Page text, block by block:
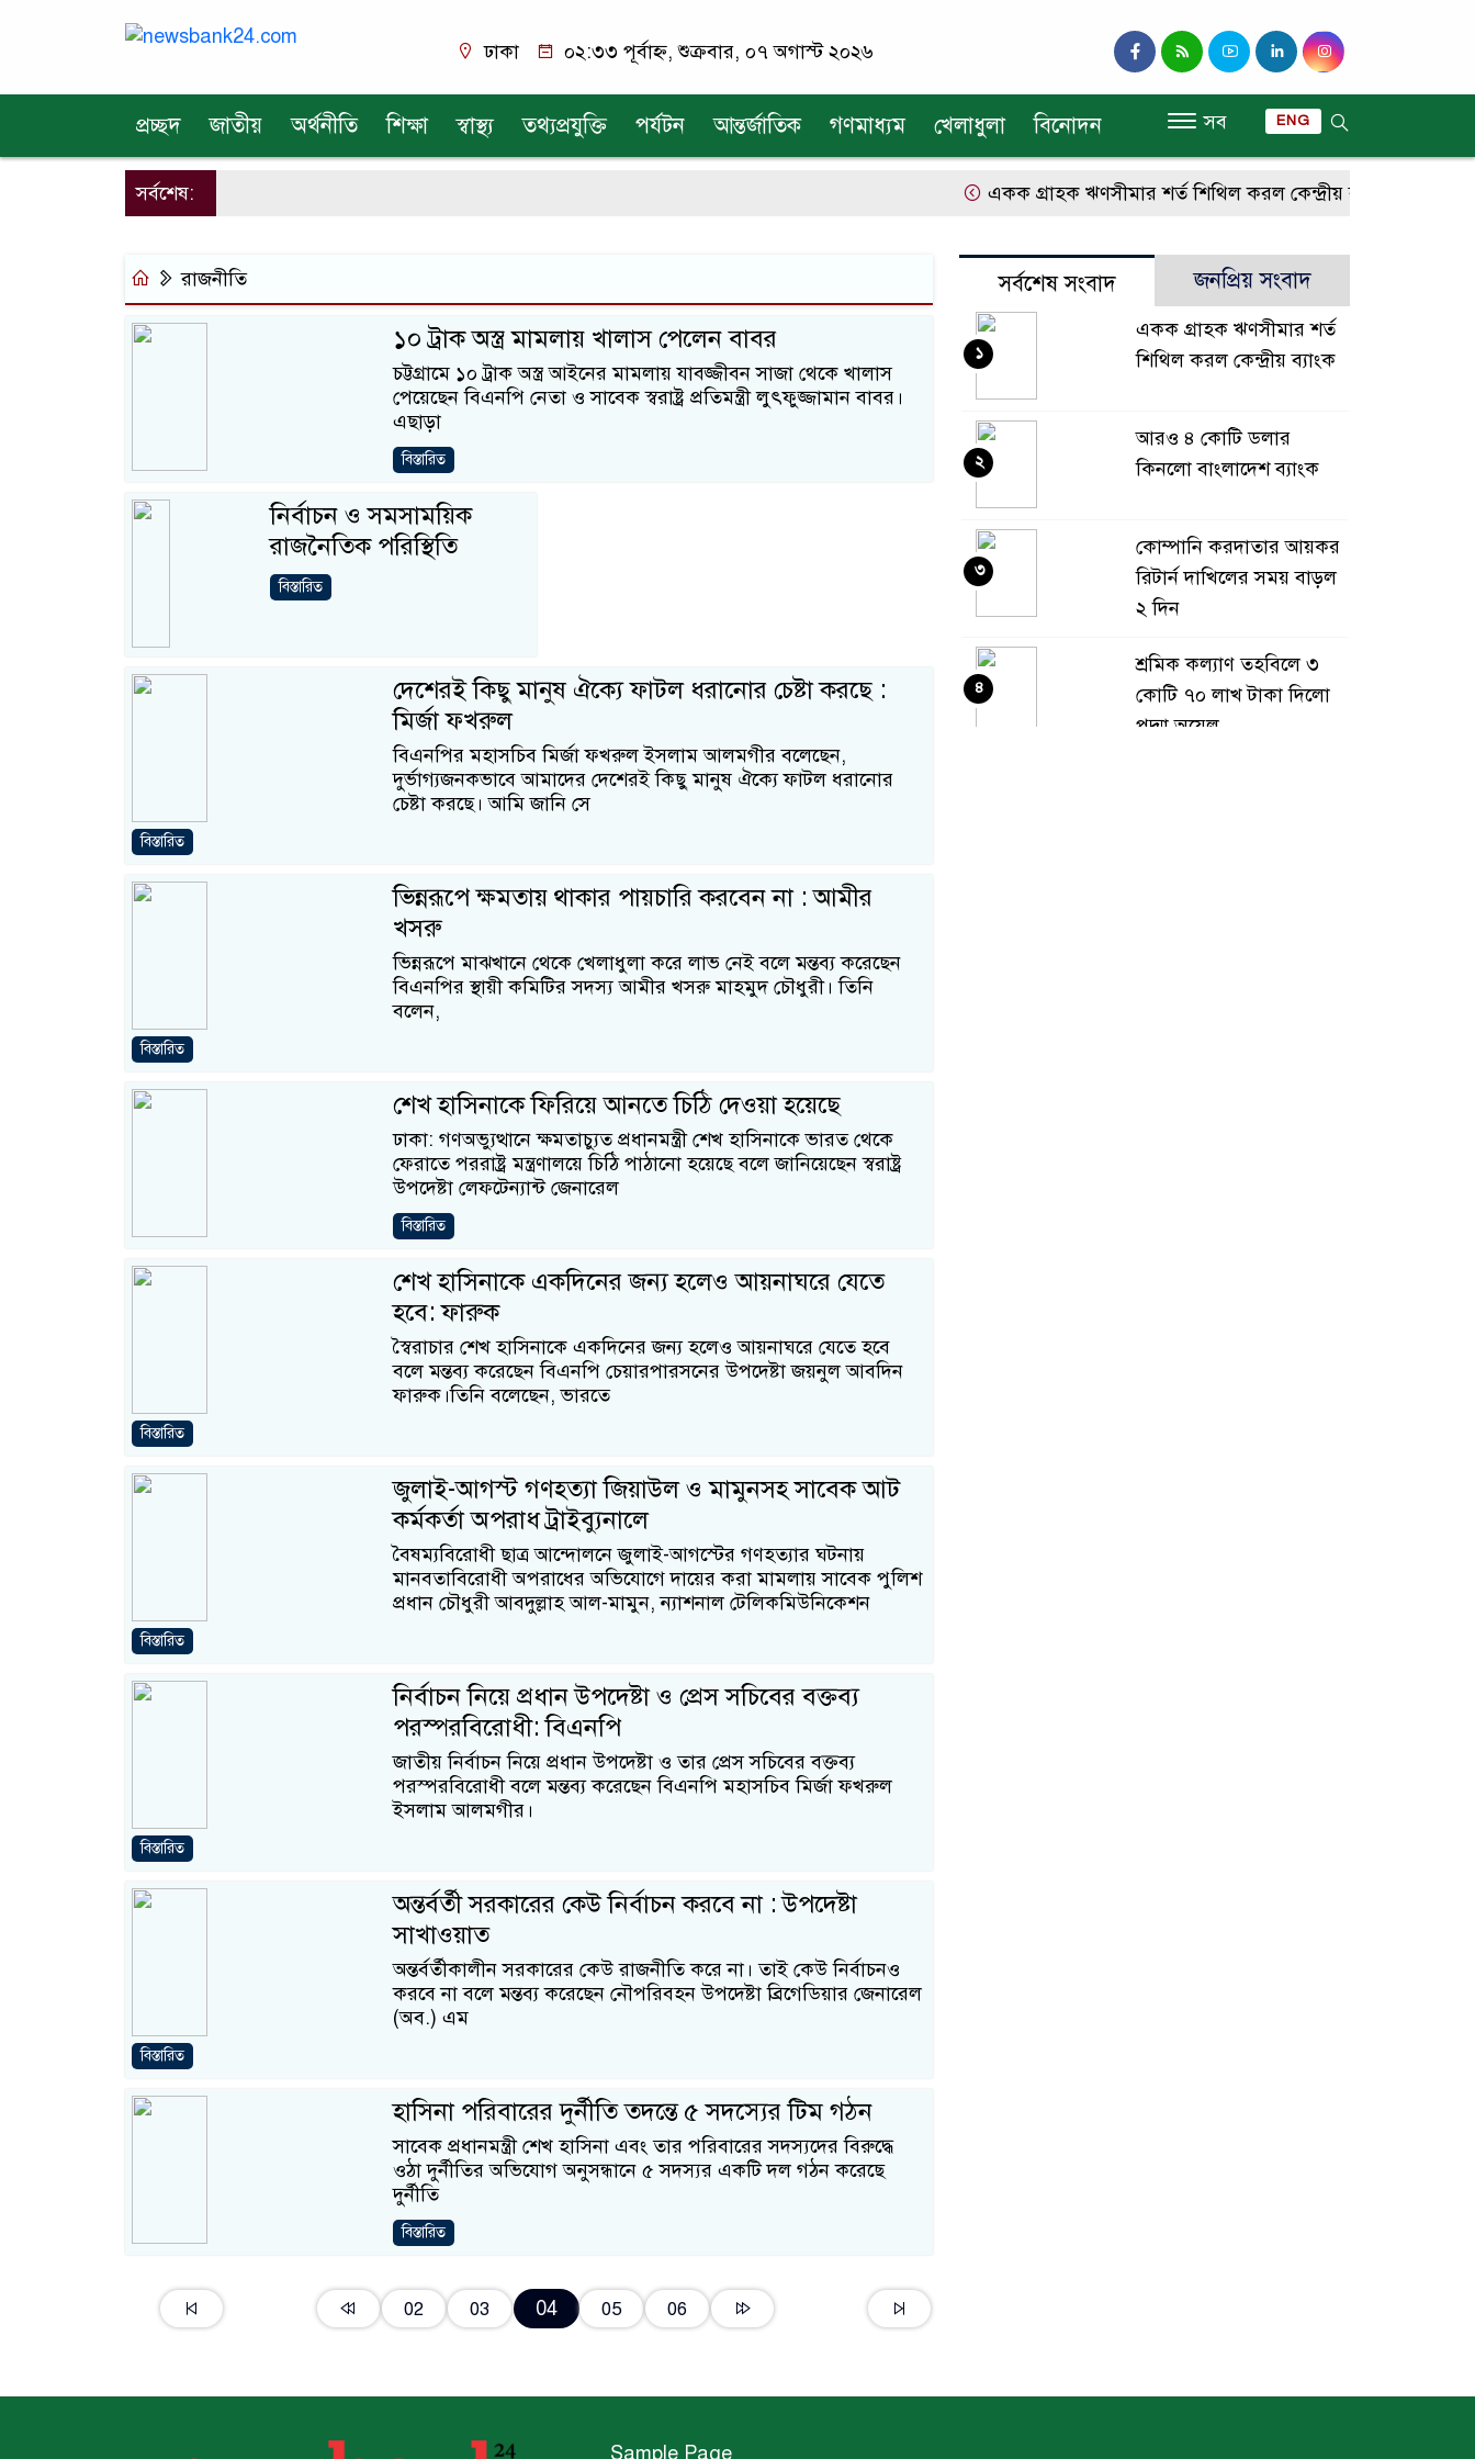
ঢাকা ০২:৩৩ পূর্বাহ্ন, শুক্রবার, ০৭ অগাস্ট ২০২৬
প্রচ্ছদ জাতীয় অর্থনীতি শিক্ষা স্বাস্থ্য তথ্যপ্রযুক্তি পর্যটন আন্তর্জাতিক গণমাধ্যম খেলাধুলা বিনোদন সব ENG
সর্বশেষ: একক গ্রাহক ঋণসীমার শর্ত শিথিল করল কেন্দ্রীয় ব্যাংক
রাজনীতি
১০ ট্রাক অস্ত্র মামলায় খালাস পেলেন বাবর
চট্টগ্রামে ১০ ট্রাক অস্ত্র আইনের মামলায় যাবজ্জীবন সাজা থেকে খালাস
পেয়েছেন বিএনপি নেতা ও সাবেক স্বরাষ্ট্র প্রতিমন্ত্রী লুৎফুজ্জামান বাবর।
এছাড়া
বিস্তারিত
নির্বাচন ও সমসাময়িক
রাজনৈতিক পরিস্থিতি
বিস্তারিত
দেশেরই কিছু মানুষ ঐক্যে ফাটল ধরানোর চেষ্টা করছে :
মির্জা ফখরুল
বিএনপির মহাসচিব মির্জা ফখরুল ইসলাম আলমগীর বলেছেন,
দুর্ভাগ্যজনকভাবে আমাদের দেশেরই কিছু মানুষ ঐক্যে ফাটল ধরানোর
চেষ্টা করছে। আমি জানি সে
বিস্তারিত
ভিন্নরূপে ক্ষমতায় থাকার পায়চারি করবেন না : আমীর
খসরু
ভিন্নরূপে মাঝখানে থেকে খেলাধুলা করে লাভ নেই বলে মন্তব্য করেছেন
বিএনপির স্থায়ী কমিটির সদস্য আমীর খসরু মাহমুদ চৌধুরী। তিনি
বলেন,
বিস্তারিত
শেখ হাসিনাকে ফিরিয়ে আনতে চিঠি দেওয়া হয়েছে
ঢাকা: গণঅভ্যুত্থানে ক্ষমতাচ্যুত প্রধানমন্ত্রী শেখ হাসিনাকে ভারত থেকে
ফেরাতে পররাষ্ট্র মন্ত্রণালয়ে চিঠি পাঠানো হয়েছে বলে জানিয়েছেন স্বরাষ্ট্র
উপদেষ্টা লেফটেন্যান্ট জেনারেল
বিস্তারিত
শেখ হাসিনাকে একদিনের জন্য হলেও আয়নাঘরে যেতে
হবে: ফারুক
স্বৈরাচার শেখ হাসিনাকে একদিনের জন্য হলেও আয়নাঘরে যেতে হবে
বলে মন্তব্য করেছেন বিএনপি চেয়ারপারসনের উপদেষ্টা জয়নুল আবদিন
ফারুক।তিনি বলেছেন, ভারতে
বিস্তারিত
জুলাই-আগস্ট গণহত্যা জিয়াউল ও মামুনসহ সাবেক আট
কর্মকর্তা অপরাধ ট্রাইব্যুনালে
বৈষম্যবিরোধী ছাত্র আন্দোলনে জুলাই-আগস্টের গণহত্যার ঘটনায়
মানবতাবিরোধী অপরাধের অভিযোগে দায়ের করা মামলায় সাবেক পুলিশ
প্রধান চৌধুরী আবদুল্লাহ আল-মামুন, ন্যাশনাল টেলিকমিউনিকেশন
বিস্তারিত
নির্বাচন নিয়ে প্রধান উপদেষ্টা ও প্রেস সচিবের বক্তব্য
পরস্পরবিরোধী: বিএনপি
জাতীয় নির্বাচন নিয়ে প্রধান উপদেষ্টা ও তার প্রেস সচিবের বক্তব্য
পরস্পরবিরোধী বলে মন্তব্য করেছেন বিএনপি মহাসচিব মির্জা ফখরুল
ইসলাম আলমগীর।
বিস্তারিত
অন্তর্বর্তী সরকারের কেউ নির্বাচন করবে না : উপদেষ্টা
সাখাওয়াত
অন্তর্বর্তীকালীন সরকারের কেউ রাজনীতি করে না। তাই কেউ নির্বাচনও
করবে না বলে মন্তব্য করেছেন নৌপরিবহন উপদেষ্টা ব্রিগেডিয়ার জেনারেল
(অব.) এম
বিস্তারিত
হাসিনা পরিবারের দুর্নীতি তদন্তে ৫ সদস্যের টিম গঠন
সাবেক প্রধানমন্ত্রী শেখ হাসিনা এবং তার পরিবারের সদস্যদের বিরুদ্ধে
ওঠা দুর্নীতির অভিযোগ অনুসন্ধানে ৫ সদস্যর একটি দল গঠন করেছে
দুর্নীতি
বিস্তারিত
02 03 04 05 06
সর্বশেষ সংবাদ জনপ্রিয় সংবাদ
একক গ্রাহক ঋণসীমার শর্ত
শিথিল করল কেন্দ্রীয় ব্যাংক
১
আরও ৪ কোটি ডলার
কিনলো বাংলাদেশ ব্যাংক
২
কোম্পানি করদাতার আয়কর
রিটার্ন দাখিলের সময় বাড়ল
২ দিন
৩
শ্রমিক কল্যাণ তহবিলে ৩
কোটি ৭০ লাখ টাকা দিলো
পদ্মা অয়েল
৪
Sample Page